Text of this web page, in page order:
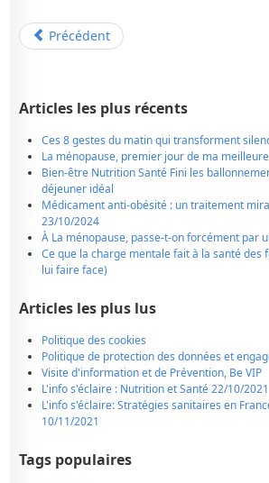
Précédent
Articles les plus récents
Ces 8 gestes du matin qui transforment
La ménopause, premier jour de ma
Bien-être Nutrition Santé Fini les
déjeuner idéal
Médicament anti-obésité : un traitement
23/10/2024
À La ménopause, passe-t-on forcément par
Ce que la charge mentale fait à la santé des
lui faire face)
Articles les plus lus
Politique des cookies
Politique de protection des données et
Visite d'information et de Prévention, Be VIP
L'info s'éclaire : Nutrition et Santé 22/10/2021
L'info s'éclaire: Stratégies sanitaires en
10/11/2021
Tags populaires